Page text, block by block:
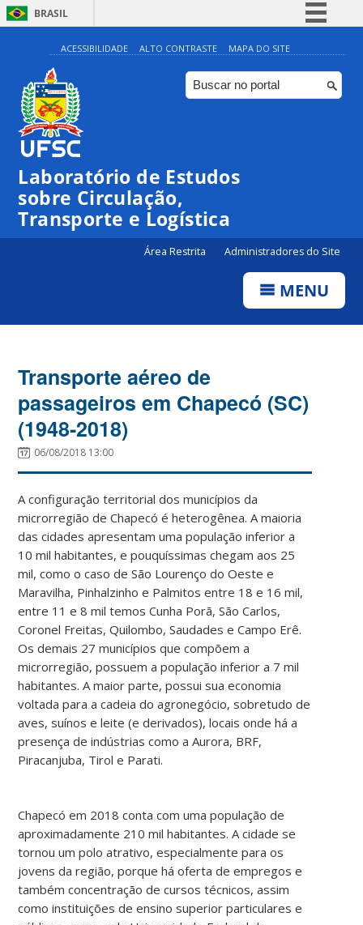
BRASIL
Simplifique!
Comunica BR
Participe
ACESSIBILIDADE ALTO CONTRASTE MAPA DO SITE
Laboratório de Estudos
sobre Circulação,
Transporte e Logística
Área Restrita Administradores do Site
MENU
Transporte aéreo de
passageiros em Chapecó (SC)
(1948-2018)
06/08/2018 13:00
A configuração territorial dos municípios da
microrregião de Chapecó é heterogênea. A maioria
das cidades apresentam uma população inferior a
10 mil habitantes, e pouquíssimas chegam aos 25
mil, como o caso de São Lourenço do Oeste e
Maravilha, Pinhalzinho e Palmitos entre 18 e 16 mil,
entre 11 e 8 mil temos Cunha Porã, São Carlos,
Coronel Freitas, Quilombo, Saudades e Campo Erê.
Os demais 27 municípios que compõem a
microrregião, possuem a população inferior a 7 mil
habitantes. A maior parte, possui sua economia
voltada para a cadeia do agronegócio, sobretudo de
aves, suínos e leite (e derivados), locais onde há a
presença de indústrias como a Aurora, BRF,
Piracanjuba, Tirol e Parati.
Chapecó em 2018 conta com uma população de
aproximadamente 210 mil habitantes. A cidade se
tornou um polo atrativo, especialmente para os
jovens da região, porque há oferta de empregos e
também concentração de cursos técnicos, assim
como instituições de ensino superior particulares e